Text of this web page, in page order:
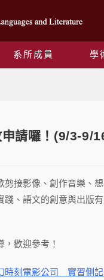
系所成員 學
申請囉！(9/3-9/
接影像、創作音樂、
、語文的創意與出版
歡迎參考！
時刻電影公司 實習側